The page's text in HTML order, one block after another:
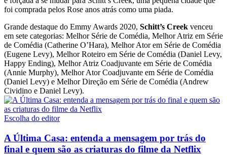
foi comprada pelos Rose anos atrás como uma piada.
Grande destaque do Emmy Awards 2020, Schitt’s Creek venceu
em sete categorias: Melhor Série de Comédia, Melhor Atriz em Série
de Comédia (Catherine O’Hara), Melhor Ator em Série de Comédia
(Eugene Levy), Melhor Roteiro em Série de Comédia (Daniel Levy,
Happy Ending), Melhor Atriz Coadjuvante em Série de Comédia
(Annie Murphy), Melhor Ator Coadjuvante em Série de Comédia
(Daniel Levy) e Melhor Direção em Série de Comédia (Andrew
Cividino e Daniel Levy).
Escolha do editor
A Última Casa: entenda a mensagem por trás do
final e quem são as criaturas do filme da Netflix